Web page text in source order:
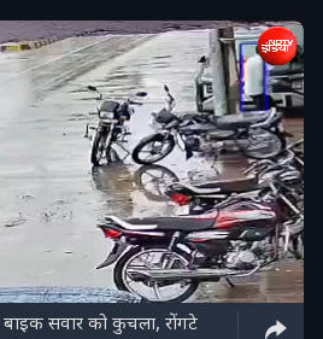
सवार को कुचला, रोंगटे